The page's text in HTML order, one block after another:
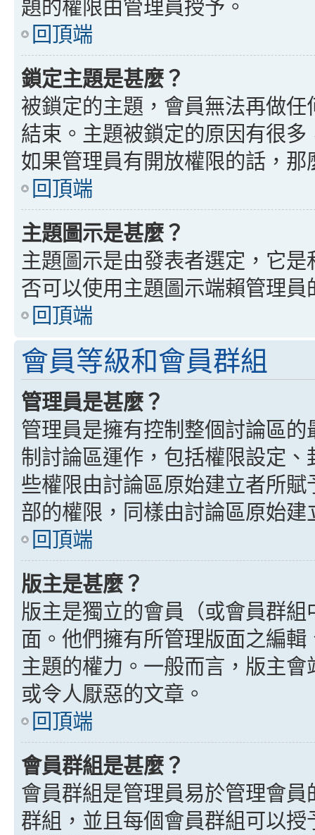
題的權限由管理員授予。
回頂端
鎖定主題是甚麼？
被鎖定的主題，會員無法再做
結束。主題被鎖定的原因有很
如果管理員有開放權限的話，
回頂端
主題圖示是甚麼？
主題圖示是由發表者選定，它
否可以使用主題圖示端賴管理員
回頂端
會員等級和會員群組
管理員是甚麼？
管理員是擁有控制整個討論區
制討論區運作，包括權限設定
些權限由討論區原始建立者所
部的權限，同樣由討論區原始建
回頂端
版主是甚麼？
版主是獨立的會員（或會員群
面。他們擁有所管理版面之編
主題的權力。一般而言，版主
或令人厭惡的文章。
回頂端
會員群組是甚麼？
會員群組是管理員易於管理會
群組，並且每個會員群組可以